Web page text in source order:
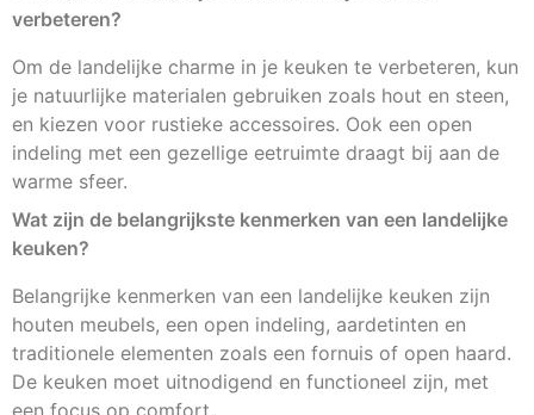
verbeteren?
Om de landelijke charme in je keuken te verbeteren, kun
je natuurlijke materialen gebruiken zoals hout en steen,
en kiezen voor rustieke accessoires. Ook een open
indeling met een gezellige eetruimte draagt bij aan de
warme sfeer.
Wat zijn de belangrijkste kenmerken van een landelijke
keuken?
Belangrijke kenmerken van een landelijke keuken zijn
houten meubels, een open indeling, aardetinten en
traditionele elementen zoals een fornuis of open haard.
De keuken moet uitnodigend en functioneel zijn, met
een focus op comfort.